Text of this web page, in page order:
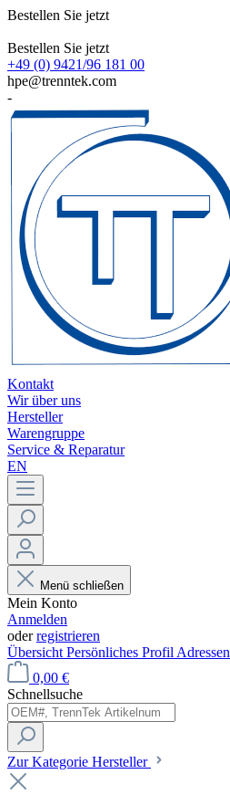
Bestellen Sie jetzt
Bestellen Sie jetzt
+49 (0) 9421/96 181 00
hpe@trenntek.com
-
Kontakt
Wir über uns
Hersteller
Warengruppe
Service & Reparatur
EN
Menü schließen
Mein Konto
Anmelden
oderregistrieren
Übersicht Persönliches Profil Adressen
0,00 €
Schnellsuche
Zur Kategorie Hersteller